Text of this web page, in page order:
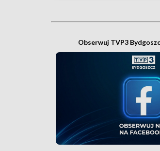
Obserwuj TVP3